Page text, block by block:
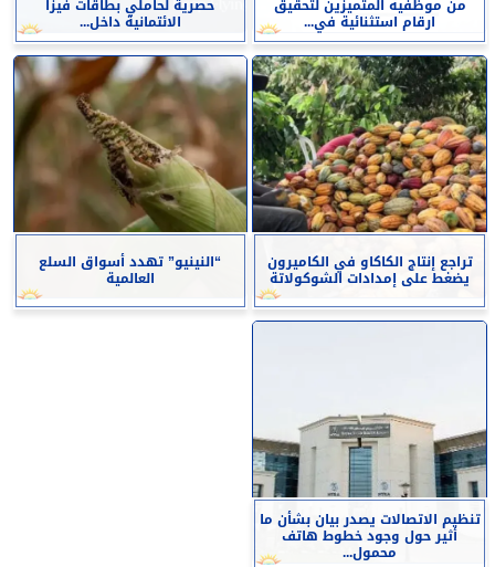
ارقام استثنائية في... الائتمانية داخل...
تراجع إنتاج الكاكاو في الكاميرون
يضغط على إمدادات الشوكولاتة
“النينيو” تهدد أسواق السلع
العالمية
تنظيم الاتصالات يصدر بيان بشأن ما
أثير حول وجود خطوط هاتف
محمول...